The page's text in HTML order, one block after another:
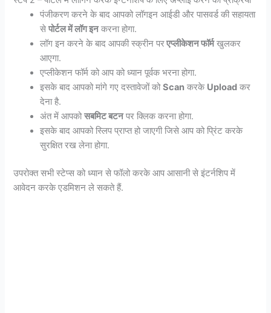
पंजीकरण करने के बाद आपको लॉगइन आईडी और पासवर्ड की सहायता
सेपोर्टल में लॉग इनकरना होगा.
लॉग इन करने के बाद आपकी स्क्रीन परएप्लीकेशन फॉर्मखुलकर
आएगा.
एप्लीकेशन फॉर्म को आप को ध्यान पूर्वक भरना होगा.
इसके बाद आपको मांगे गए दस्तावेजों कोScan करके Upload कर
देना है.
अंत में आपकोसबमिट बटनपर क्लिक करना होगा.
इसके बाद आपको स्लिप प्राप्त हो जाएगी जिसे आप को प्रिंट करके
सुरक्षित रख लेना होगा.
उपरोक्त सभी स्टेप्स को ध्यान से फॉलो करके आप आसानी से इंटर्नशिप में
आवेदन करके एडमिशन ले सकते हैं.